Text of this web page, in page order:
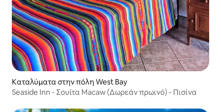
Καταλύματα στην πόλη West Bay
Seaside Inn - Σουίτα Macaw (Δωρεάν πρωινό) - Πισίνα